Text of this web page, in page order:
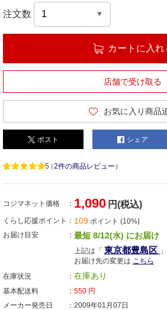
注文数
カートに入れ
店舗で受け取る
お気に入り商品
ポスト シェア
5（2件の商品レビュー ）
コジマネット価格 1,090 円(税込)
くらし応援ポイント 109 ポイント (10%)
お届け目安
最短 8/12(水) にお届け
上記は「 東京都豊島区
お届け先の変更は こちら
在庫状況
在庫あり
基本配送料 550 円
メーカー発売日
2009年01月07日